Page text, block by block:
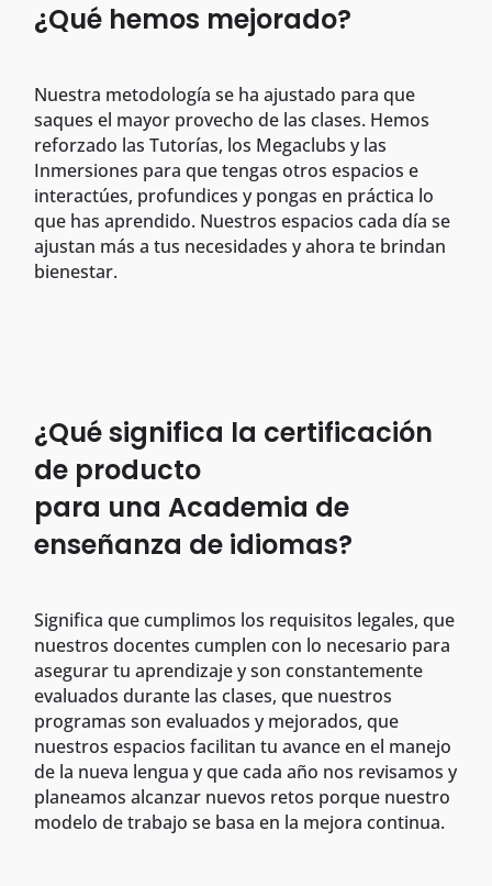
¿Qué hemos mejorado?
Nuestra metodología se ha ajustado para que
saques el mayor provecho de las clases. Hemos
reforzado las Tutorías, los Megaclubs y las
Inmersiones para que tengas otros espacios e
interactúes, profundices y pongas en práctica lo
que has aprendido. Nuestros espacios cada día se
ajustan más a tus necesidades y ahora te brindan
bienestar.
¿Qué significa la certificación
de producto
para una Academia de
enseñanza de idiomas?
Significa que cumplimos los requisitos legales, que
nuestros docentes cumplen con lo necesario para
asegurar tu aprendizaje y son constantemente
evaluados durante las clases, que nuestros
programas son evaluados y mejorados, que
nuestros espacios facilitan tu avance en el manejo
de la nueva lengua y que cada año nos revisamos y
planeamos alcanzar nuevos retos porque nuestro
modelo de trabajo se basa en la mejora continua.